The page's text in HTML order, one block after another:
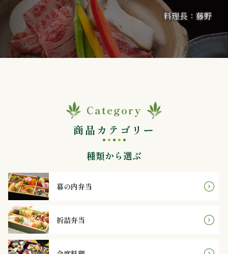
か
ら
選
1,000
～
1,999
円
料理長：藤野
Category
商品カテゴリー
種類から選ぶ
幕の内弁当
折詰弁当